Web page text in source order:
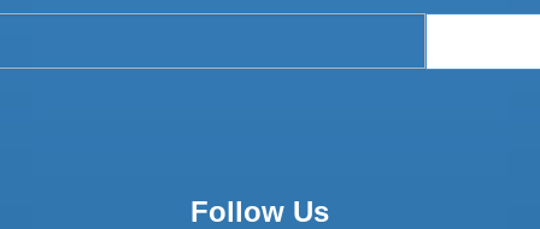
Follow Us